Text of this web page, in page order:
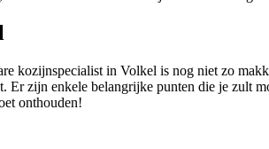
kozijnspecialist in Volkel is nog niet zo
Er zijn enkele belangrijke punten die je
onthouden!